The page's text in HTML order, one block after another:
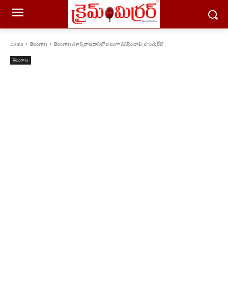
Home తెలంగాణ తెలంగాణ గ‌ళాన్నిరాజ‌ధానిలో బ‌లంగా వినిపించాలి: పొంగులేటి
తెలంగాణ